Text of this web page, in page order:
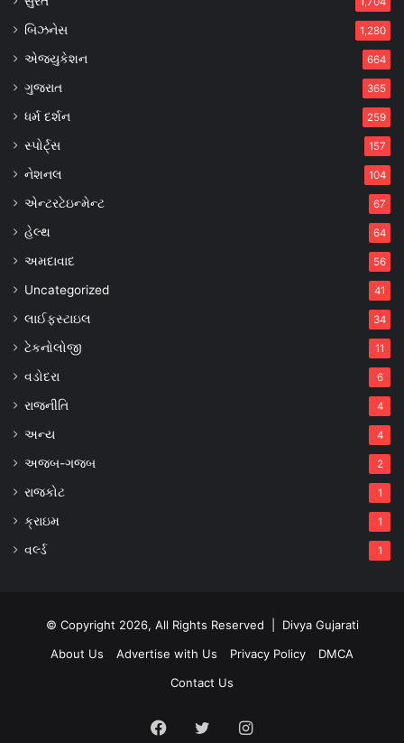
બિઝનેસ 1,280
એજ્યુકેશન 664
ગુજરાત 365
ધર્મ દર્શન 259
સ્પોર્ટ્સ 157
નેશનલ 104
એન્ટરટેઇન્મેન્ટ 67
હેલ્થ 64
અમદાવાદ 56
Uncategorized 41
લાઈફસ્ટાઇલ 34
ટેકનોલોજી 11
વડોદરા 6
રાજનીતિ 4
અન્ય 4
અજબ-ગજબ 2
રાજકોટ 1
ક્રાઇમ 1
વર્લ્ડ 1
© Copyright 2026, All Rights Reserved | Divya Gujarati
About Us
Advertise with Us Privacy Policy
DMCA
Contact Us
Facebook
TwitterInstagram